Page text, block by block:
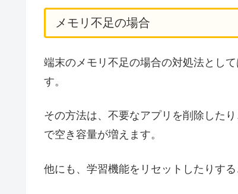
メモリ不足の場合
端末のメモリ不足の場合の対処法とし
す。
その方法は、不要なアプリを削除した
で空き容量が増えます。
他にも、学習機能をリセットしたりす